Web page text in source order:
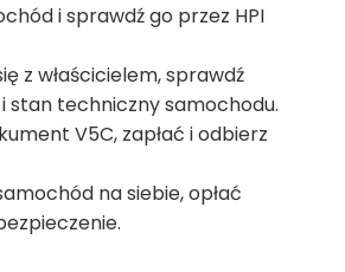
i sprawdź go przez HPI
z właścicielem, sprawdź
stan techniczny samochodu.
V5C, zapłać i odbierz
na siebie, opłać